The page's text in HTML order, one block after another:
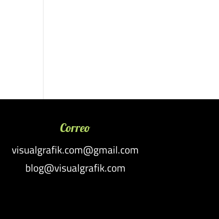
Correo
visualgrafik.com@gmail.com
blog@visualgrafik.com